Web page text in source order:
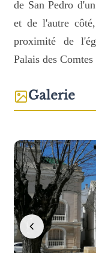
de San Pedro
et de l'autre
proximité de
Palais des
Galerie